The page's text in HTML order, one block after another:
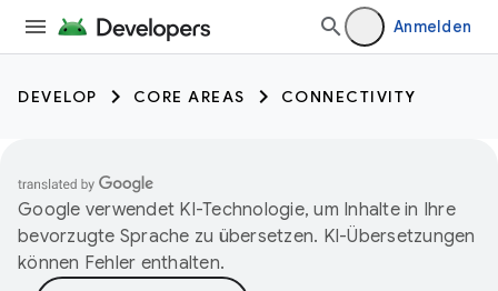
Anmelden
DEVELOP CORE AREAS CONNECTIVITY
Google verwendet KI-Technologie, um Inhalte in Ihre
bevorzugte Sprache zu übersetzen. KI-Übersetzungen
können Fehler enthalten.